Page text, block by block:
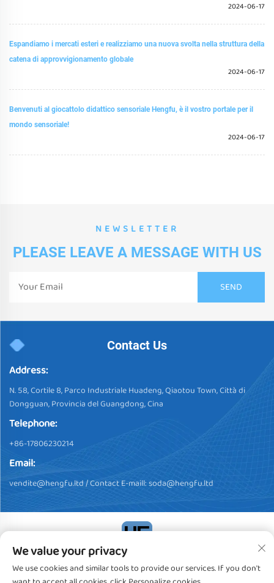
2024-06-17
Espandiamo i mercati esteri e realizziamo una nuova svolta nella struttura della
catena di approvvigionamento globale
2024-06-17
Benvenuti al giocattolo didattico sensoriale Hengfu, è il vostro portale per il
mondo sensoriale!
2024-06-17
NEWSLETTER
PLEASE LEAVE A MESSAGE WITH US
Contact Us
Address:
N. 58, Cortile 8, Parco Industriale Huadeng, Qiaotou Town, Città di
Dongguan, Provincia del Guangdong, Cina
Telephone:
+86-17806230214
Email:
vendite@hengfu.ltd/ Contact E-maill:soda@hengfu.ltd
Copyright © 2024, Dongguan Hengfu Plastic Products Co., Ltd.
Tutti i diritti riservatiPrivacy policy
We value your privacy
We use cookies and similar tools to provide our services. If you don't